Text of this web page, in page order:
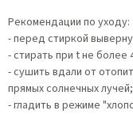
Рекомендации по уходу:
- перед стиркой
- стирать при t не более
- сушить вдали от
прямых солнечных лучей;
- гладить в режиме